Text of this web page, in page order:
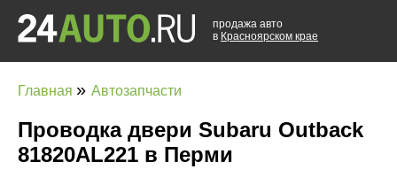
продажа авто
в Красноярском крае
Главная » Автозапчасти
Проводка двери Subaru Outback
81820AL221 в Перми